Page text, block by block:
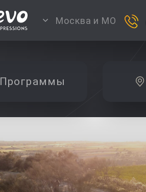
Москва и МО
Программы